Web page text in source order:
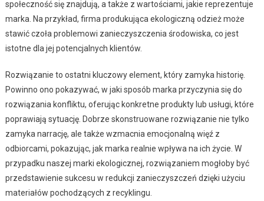
społeczność się znajdują, a także z wartościami, jakie reprezentuje
marka. Na przykład, firma produkująca ekologiczną odzież może
stawić czoła problemowi zanieczyszczenia środowiska, co jest
istotne dla jej potencjalnych klientów.
Rozwiązanie to ostatni kluczowy element, który zamyka historię.
Powinno ono pokazywać, w jaki sposób marka przyczynia się do
rozwiązania konfliktu, oferując konkretne produkty lub usługi, które
poprawiają sytuację. Dobrze skonstruowane rozwiązanie nie tylko
zamyka narrację, ale także wzmacnia emocjonalną więź z
odbiorcami, pokazując, jak marka realnie wpływa na ich życie. W
przypadku naszej marki ekologicznej, rozwiązaniem mogłoby być
przedstawienie sukcesu w redukcji zanieczyszczeń dzięki użyciu
materiałów pochodzących z recyklingu.